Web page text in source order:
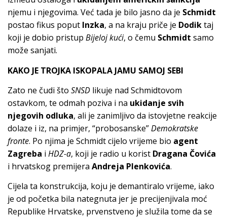
njemu i njegovima. Već tada je bilo jasno da je Schmidt
postao fikus poput Inzka, a na kraju priče je Dodiktaj
koji je dobio pristup Bijeloj kući, o čemu Schmidt samo
može sanjati.
KAKO JE TROJKA ISKOPALA JAMU SAMOJ SEBI
Zato ne čudi što SNSD likuje nad Schmidtovom
ostavkom, te odmah poziva i na ukidanje svih
njegovih odluka, ali je zanimljivo da istovjetne reakcije
dolaze i iz, na primjer, “probosanske”Demokratske
fronte. Po njima je Schmidt cijelo vrijeme bio agent
Zagreba i HDZ-a, koji je radio u korist Dragana Čovića
i hrvatskog premijera Andreja Plenkovića.
Cijela ta konstrukcija, koju je demantiralo vrijeme, iako
je od početka bila nategnuta jer je precijenjivala moć
Republike Hrvatske, prvenstveno je služila tome da se